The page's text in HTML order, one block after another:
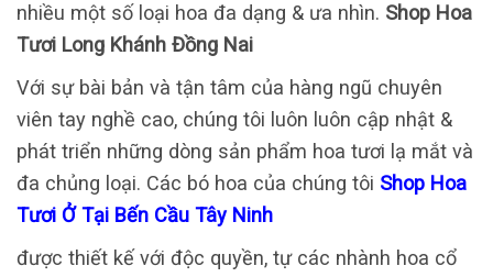
nhiều một số loại hoa đa dạng & ưa nhìn. Shop Hoa
Tươi Long Khánh Đồng Nai
Với sự bài bản và tận tâm của hàng ngũ chuyên
viên tay nghề cao, chúng tôi luôn luôn cập nhật &
phát triển những dòng sản phẩm hoa tươi lạ mắt và
đa chủng loại. Các bó hoa của chúng tôi Shop Hoa
Tươi Ở Tại Bến Cầu Tây Ninh
được thiết kế với độc quyền, tự các nhành hoa cổ